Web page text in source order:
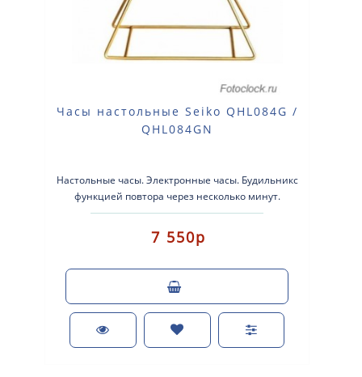
Часы настольные Seiko QHL084G /
QHL084GN
Настольные часы. Электронные часы. Будильникс
функцией повтора через несколько минут.
Подсветка, секундомер..
7 550р